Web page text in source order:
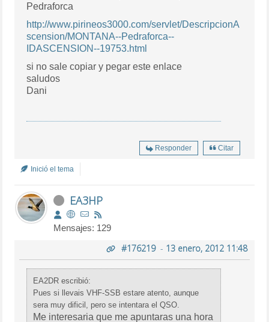
Pedraforca
http://www.pirineos3000.com/servlet/DescripcionA
scension/MONTANA--Pedraforca--
IDASCENSION--19753.html
si no sale copiar y pegar este enlace
saludos
Dani
Responder Citar
Inició el tema
EA3HP
Mensajes: 129
#176219- 13 enero, 2012 11:48
EA2DR escribió:
Pues si llevais VHF-SSB estare atento, aunque
sera muy dificil, pero se intentara el QSO.
Me interesaria que me apuntaras una hora